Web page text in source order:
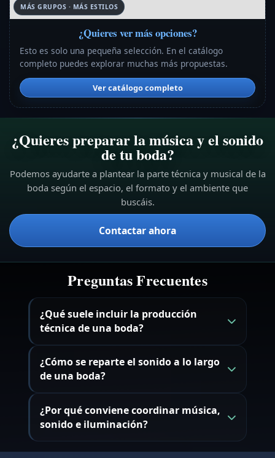
MÁS GRUPOS · MÁS ESTILOS
¿Quieres ver más opciones?
Esto es solo una pequeña selección. En el catálogo
completo puedes explorar muchas más propuestas.
Ver catálogo completo
¿Quieres preparar la música y el sonido
de tu boda?
Podemos ayudarte a plantear la parte técnica y musical de la
boda según el espacio, el formato y el ambiente que
buscáis.
Contactar ahora
Preguntas Frecuentes
¿Qué suele incluir la producción
técnica de una boda?
¿Cómo se reparte el sonido a lo largo
de una boda?
¿Por qué conviene coordinar música,
sonido e iluminación?